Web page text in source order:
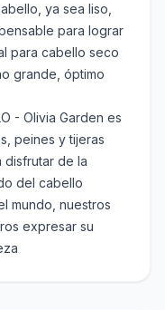
ya sea liso,
para lograr
para cabello seco
grande, óptimo
- Olivia Garden es
peines y tijeras
disfrutar de la
del cabello
mundo, nuestros
expresar su